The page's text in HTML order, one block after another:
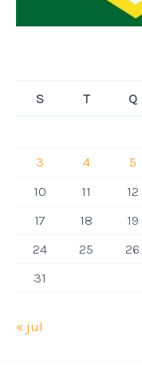
S T Q
3
4 5
10
11 12
17
18 19
24
25 26
31
« jul